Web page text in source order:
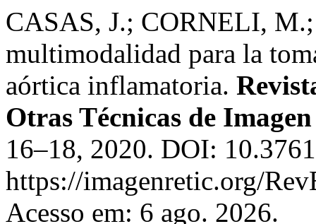
CASAS, J.; CORNELI,
multimodalidad para la
aórtica inflamatoria.
Otras Técnicas de
16–18, 2020. DOI:
https://imagenretic.org/
Acesso em: 6 ago. 2026.